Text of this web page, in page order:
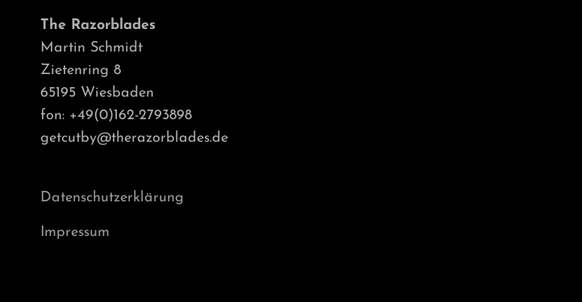
The Razorblades
Martin Schmidt
Zietenring 8
65195 Wiesbaden
fon: +49(0)162-2793898
getcutby@therazorblades.de
Datenschutzerklärung
Impressum